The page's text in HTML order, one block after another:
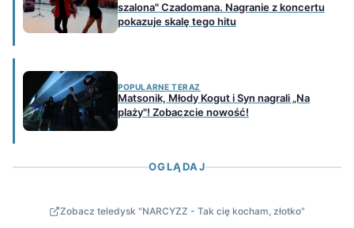
szalona" Czadomana. Nagranie z koncertu
pokazuje skalę tego hitu
POPULARNE TERAZ
Matsonik, Młody Kogut i Syn nagrali „Na
plaży"! Zobaczcie nowość!
OGLĄDAJ
Zobacz teledysk "NARCYZZ - Tak cię kocham, złotko"